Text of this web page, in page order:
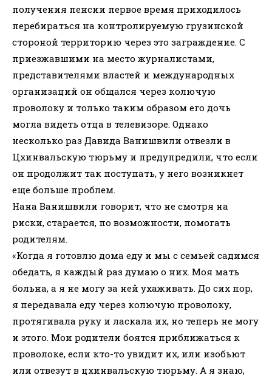
получения пенсии первое время приходилось
перебираться на контролируемую грузинской
стороной территорию через это заграждение. С
приезжавшими на место журналистами,
представителями властей и международных
организаций он общался через колючую
проволоку и только таким образом его дочь
могла видеть отца в телевизоре. Однако
несколько раз Давида Ванишвили отвезли в
Цхинвальскую тюрьму и предупредили, что если
он продолжит так поступать, у него возникнет
еще больше проблем.
Нана Ванишвили говорит, что не смотря на
риски, старается, по возможности, помогать
родителям.
«Когда я готовлю дома еду и мы с семьей садимся
обедать, я каждый раз думаю о них. Моя мать
больна, а я не могу за ней ухаживать. До сих пор,
я передавала еду через колючую проволоку,
протягивала руку и ласкала их, но теперь не могу
и этого. Мои родители боятся приближаться к
проволоке, если кто-то увидит их, или изобьют
или отвезут в цхинвальскую тюрьму. А я знаю,